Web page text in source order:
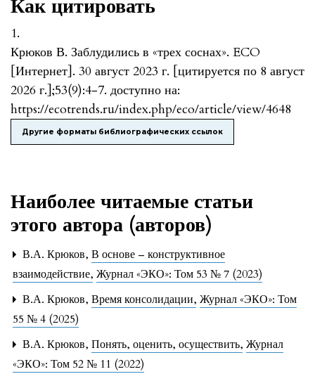
Как цитировать
1.
Крюков В. Заблудились в «трех соснах». ECO
[Интернет]. 30 август 2023 г. [цитируется по 8 август
2026 г.];53(9):4-7. доступно на:
https://ecotrends.ru/index.php/eco/article/view/4648
Другие форматы библиографических ссылок
Наиболее читаемые статьи
этого автора (авторов)
В.А. Крюков, В основе – конструктивное
взаимодействие, Журнал «ЭКО»: Том 53 № 7 (2023)
В.А. Крюков, Время консолидации, Журнал «ЭКО»: Том
55 № 4 (2025)
В.А. Крюков, Понять, оценить, осуществить, Журнал
«ЭКО»: Том 52 № 11 (2022)